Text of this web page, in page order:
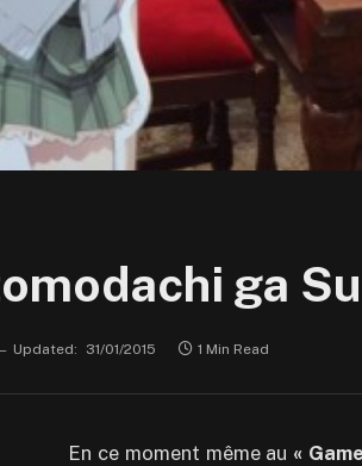
ga
Updated: 31/01/2015 1 Min Read
En ce moment même au «